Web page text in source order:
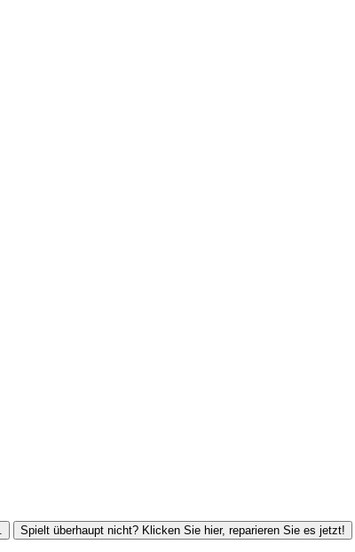
Spielt überhaupt nicht? Klicken Sie hier, reparieren Sie es jetzt!